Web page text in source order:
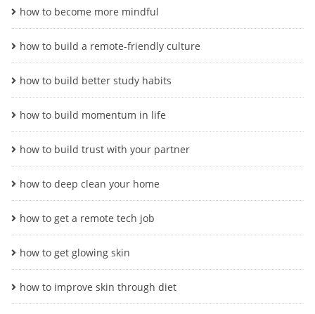
how to become more mindful
how to build a remote-friendly culture
how to build better study habits
how to build momentum in life
how to build trust with your partner
how to deep clean your home
how to get a remote tech job
how to get glowing skin
how to improve skin through diet